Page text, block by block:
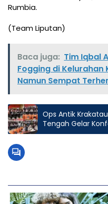
Rumbia.
(Team Liputan)
Baca juga: Tim Iqbal
Fogging di Kelurahan
Namun Sempat
Ops Antik
Tengah Gelar
Ungkap Kasus